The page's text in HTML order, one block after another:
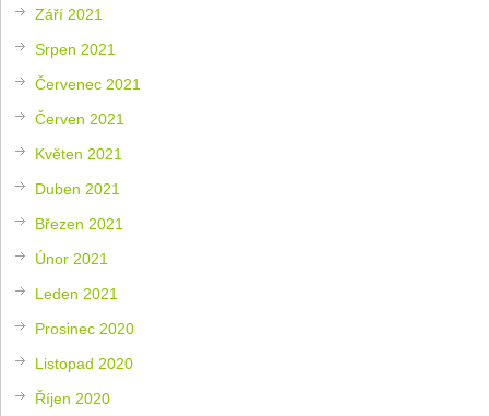
Září 2021
Srpen 2021
Červenec 2021
Červen 2021
Květen 2021
Duben 2021
Březen 2021
Únor 2021
Leden 2021
Prosinec 2020
Listopad 2020
Říjen 2020